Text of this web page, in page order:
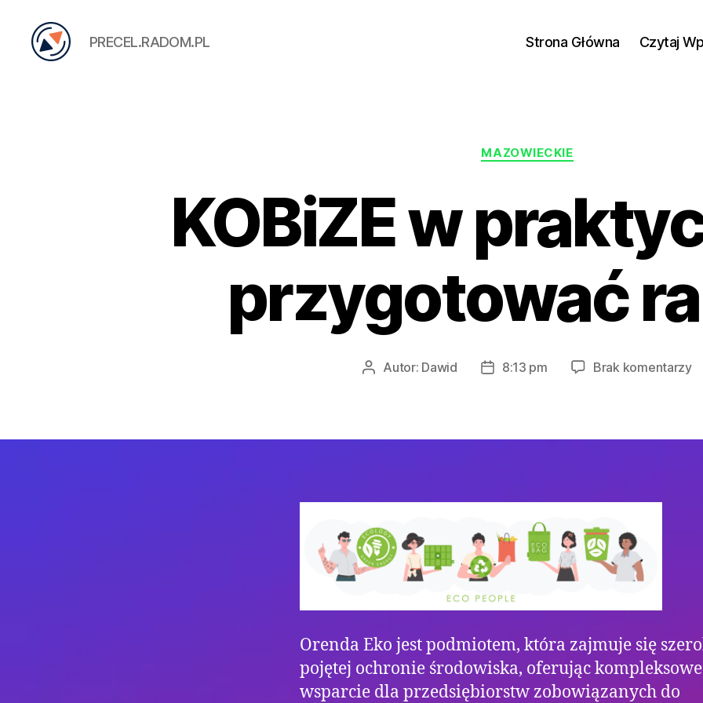
PRECEL.RADOM.PL Strona Główna Czytaj
Kategorie
MAZOWIECKIE
KOBiZE w
przygotować
AutorAutor: Dawid
Data8:13 pm Brak komentarzydo
–
Orenda Eko jest podmiotem, która zajmuje się
pojętej ochronie środowiska, oferując kompleksowe
wsparcie dla przedsiębiorstw zobowiązanych do